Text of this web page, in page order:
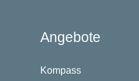
Angebote
Kompass